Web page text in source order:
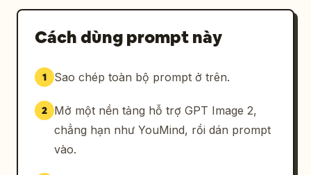
Cách dùng prompt này
1 Sao chép toàn bộ prompt ở trên.
2
Mở một nền tảng hỗ trợ GPT Image 2,
chẳng hạn như YouMind, rồi dán prompt
vào.